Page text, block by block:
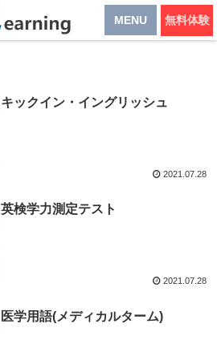
キックイン・イングリッシュ
2021.07.28
英検学力測定テスト
2021.07.28
医学用語(メディカルターム)
MENU 無料体験